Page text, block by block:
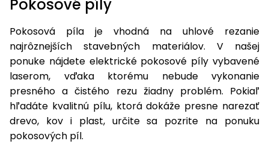
Pokosové píly
Pokosová píla je vhodná na uhlové rezanie
najrôznejších stavebných materiálov. V našej
ponuke nájdete elektrické pokosové píly vybavené
laserom, vďaka ktorému nebude vykonanie
presného a čistého rezu žiadny problém. Pokiaľ
hľadáte kvalitnú pílu, ktorá dokáže presne narezať
drevo, kov i plast, určite sa pozrite na ponuku
pokosových píl.